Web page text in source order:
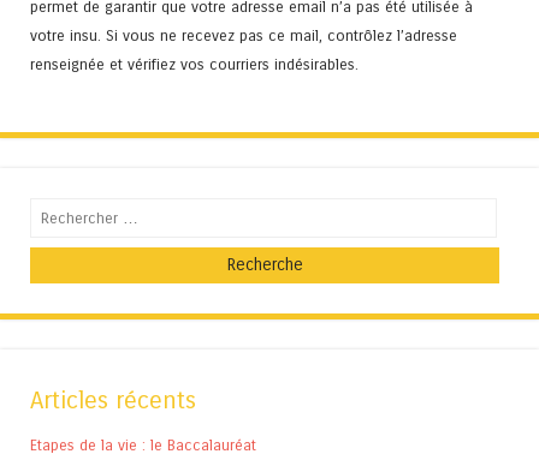
permet de garantir que votre adresse email n’a pas été utilisée à
votre insu. Si vous ne recevez pas ce mail, contrôlez l’adresse
renseignée et vérifiez vos courriers indésirables.
Recherche
Articles récents
Etapes de la vie : le Baccalauréat